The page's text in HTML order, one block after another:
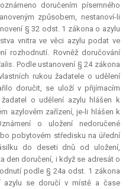
doručením písemného
způsobem, nestanoví-li
§ 32 odst. 1 zákona o azylu
vnitra ve věci azylu podat ve
rozhodnutí. Rovněž doručování
. Podle ustanovení § 24 zákona
rukou žadatele o udělení
doručit, se uloží v přijímacím
o udělení azylu hlášen k
azylovém zařízení, je-li hlášen k
o uložení nedoručené
pobytovém středisku na úřední
do deseti dnů od uložení,
den doručení, i když se adresát o
podle § 24a odst. 1 zákona
azylu se doručí v místě a čase